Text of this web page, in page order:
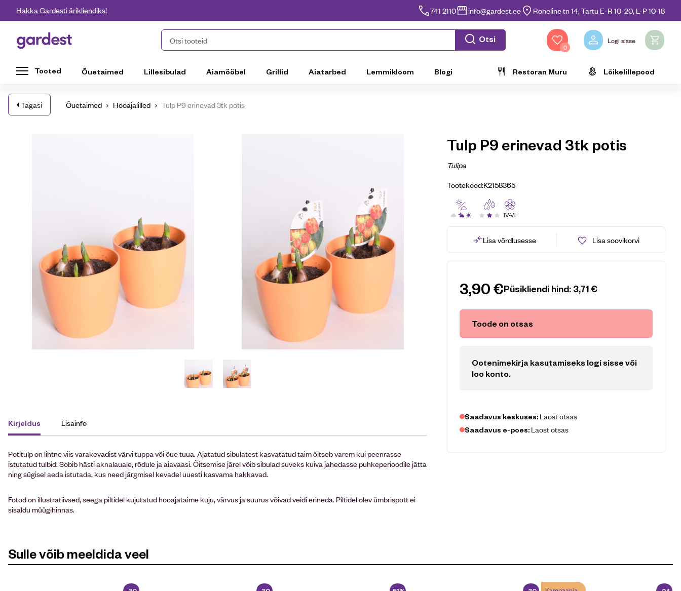
Liigu edasi põhisisu juurde
Hakka Gardesti ärikliendiks! 741 2110 info@gardest.ee Roheline tn 14, Tartu E-R 10-20, L-P 10-18
Gardest Otsi tooteid Otsi
0
Logi sisse
Tooted Õuetaimed Lillesibulad Aiamööbel Grillid Aiatarbed Lemmikloom Blogi Restoran Muru Lõikelillepood
Tagasi Õuetaimed Hooajalilled Tulp P9 erinevad 3tk potis
Kirjeldus Lisainfo
Potitulp on lihtne viis varakevadist värvi tuppa või õue tuua. Ajatatud sibulatest kasvatatud taim õitseb varem kui peenrasse
istutatud tulbid. Sobib hästi aknalauale, rõdule ja aiavaasi. Õitsemise järel võib sibulad suveks kuiva jahedasse puhkeperioodile jätta
ning sügisel aeda istutada, kus need järgmisel kevadel uuesti kasvama hakkavad.
Fotod on illustratiivsed, seega piltidel kujutatud hooajataime kuju, värvus ja suurus võivad veidi erineda. Piltidel olev ümbrispott ei
sisaldu müügihinnas.
Tulp P9 erinevad 3tk potis
Tulipa
Tootekood:K2158365
IV-VI
Lisa võrdlusesse Lisa soovikorvi
3,90€Püsikliendi hind: 3,71€
Toode on otsas
Ootenimekirja kasutamiseks logi sisse või
loo konto.
Saadavus keskuses: Laost otsas
Saadavus e-poes: Laost otsas
Sulle võib meeldida veel